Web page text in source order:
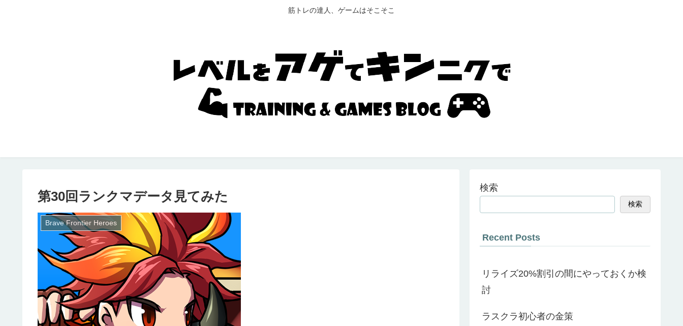
筋トレの達人、ゲームはそこそこ
第30回ランクマデータ見てみた
Brave Frontier Heroes
検索
検索
Recent Posts
リライズ20%割引の間にやっておくか検
討
ラスクラ初心者の金策